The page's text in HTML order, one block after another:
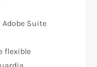
Suite
flexible